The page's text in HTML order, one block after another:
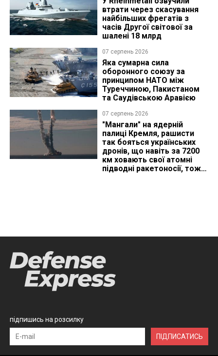
втрати через скасування
найбільших фрегатів з
часів Другої світової за
шалені 18 млрд
07 серпень 2026
Яка сумарна сила
оборонного союзу за
принципом НАТО між
Туреччиною, Пакистаном
та Саудівською Аравією
07 серпень 2026
"Мангали" на ядерній
палиці Кремля, рашисти
так бояться українських
дронів, що навіть за 7200
км ховають свої атомні
підводні ракетоносії, тож
підпишись на розсилку
ПІДПИСАТИСЬ